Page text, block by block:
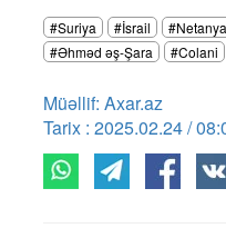
#Suriya #İsrail
#Əhməd əş-Şara
#Colani
Müəllif: Axar.az
Tarix : 2025.02.24 /